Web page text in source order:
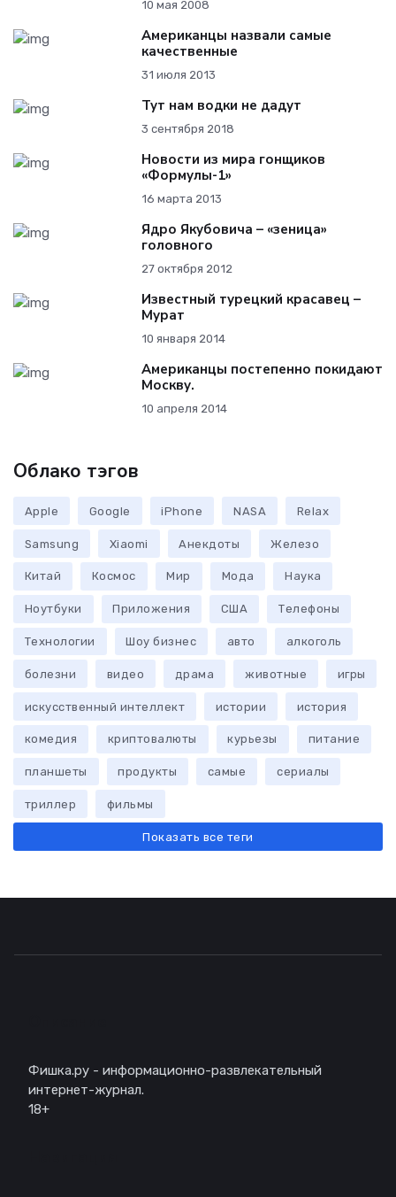
10 мая 2008
Американцы назвали самые
качественные
31 июля 2013
Тут нам водки не дадут
3 сентября 2018
Новости из мира гонщиков
«Формулы-1»
16 марта 2013
Ядро Якубовича – «зеница»
головного
27 октября 2012
Известный турецкий красавец –
Мурат
10 января 2014
Американцы постепенно покидают
Москву.
10 апреля 2014
Облако тэгов
Apple Google iPhone NASA Relax
Samsung Xiaomi Анекдоты Железо
Китай Космос Мир Мода Наука
Ноутбуки Приложения США Телефоны
Технологии Шоу бизнес авто алкоголь
болезни видео драма животные игры
искусственный интеллект истории история
комедия криптовалюты курьезы питание
планшеты продукты самые сериалы
триллер фильмы
Показать все теги
Фишка.ру - информационно-развлекательный
интернет-журнал.
18+